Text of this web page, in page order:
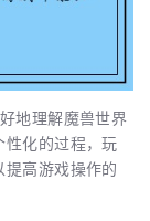
地理解魔兽世界
性化的过程，玩
提高游戏操作的